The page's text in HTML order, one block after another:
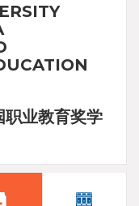
职业教育奖学